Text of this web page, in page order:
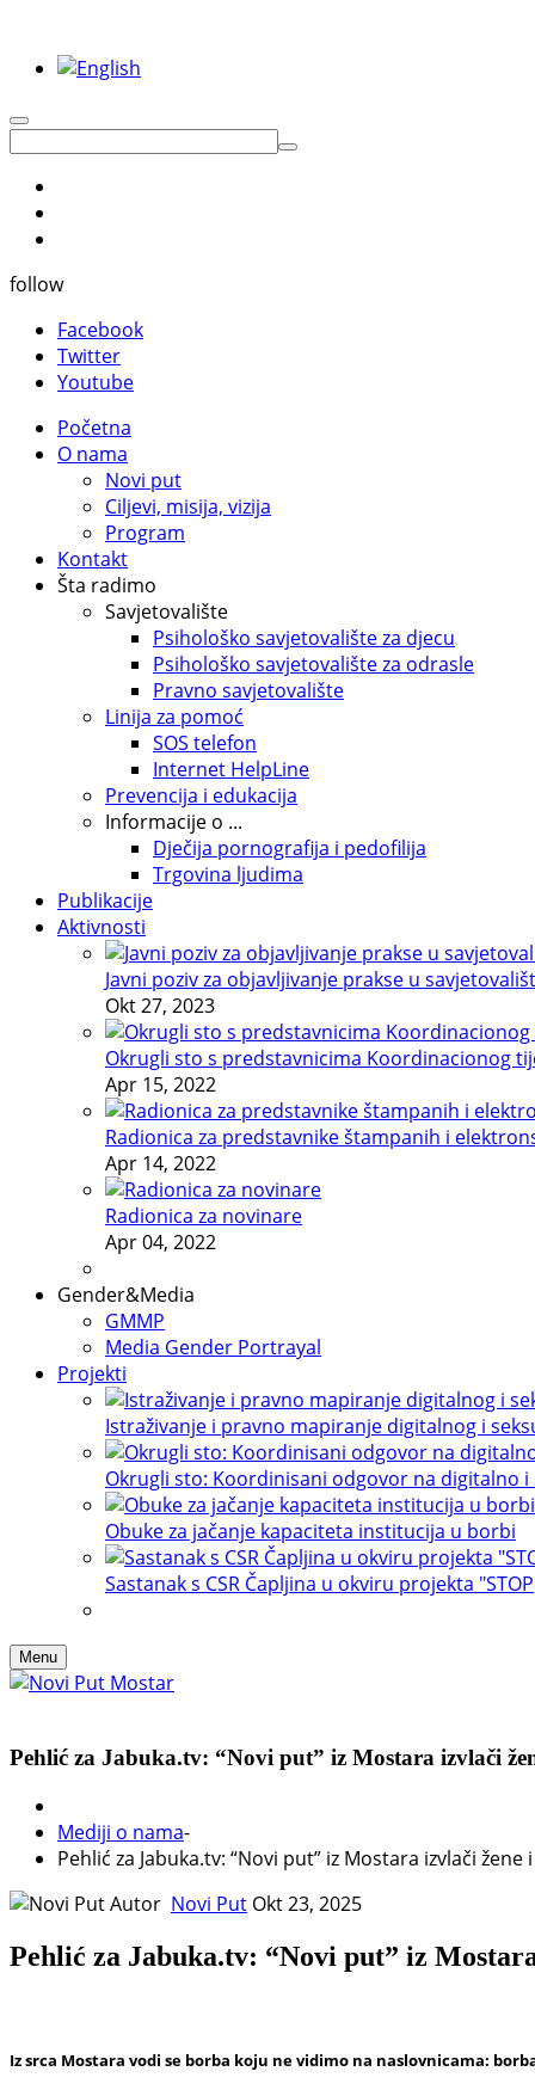
follow
Facebook
Twitter
Youtube
Početna
O nama
Novi put
Ciljevi, misija, vizija
Program
Kontakt
Šta radimo
Savjetovalište
Psihološko savjetovalište za djecu
Psihološko savjetovalište za odrasle
Pravno savjetovalište
Linija za pomoć
SOS telefon
Internet HelpLine
Prevencija i edukacija
Informacije o ...
Dječija pornografija i pedofilija
Trgovina ljudima
Publikacije
Aktivnosti
Javni poziv za objavljivanje prakse u
Okt 27, 2023
Okrugli sto s predstavnicima Koordinacionog
Apr 15, 2022
Radionica za predstavnike štampanih i
Apr 14, 2022
Radionica za novinare
Apr 04, 2022
Gender&Media
GMMP
Media Gender Portrayal
Projekti
Istraživanje i pravno mapiranje digitalnog i
Okrugli sto: Koordinisani odgovor na digitalno i
Obuke za jačanje kapaciteta institucija u borbi
Sastanak s CSR Čapljina u okviru projekta "STOP
Menu
Pehlić za Jabuka.tv: “Novi put” iz Mostara izvlači
Mediji o nama-
Pehlić za Jabuka.tv: “Novi put” iz Mostara izvlači
Autor Novi Put Okt 23, 2025
Pehlić za Jabuka.tv: “Novi put” iz
Iz srca Mostara vodi se borba koju ne vidimo na naslovnicama: